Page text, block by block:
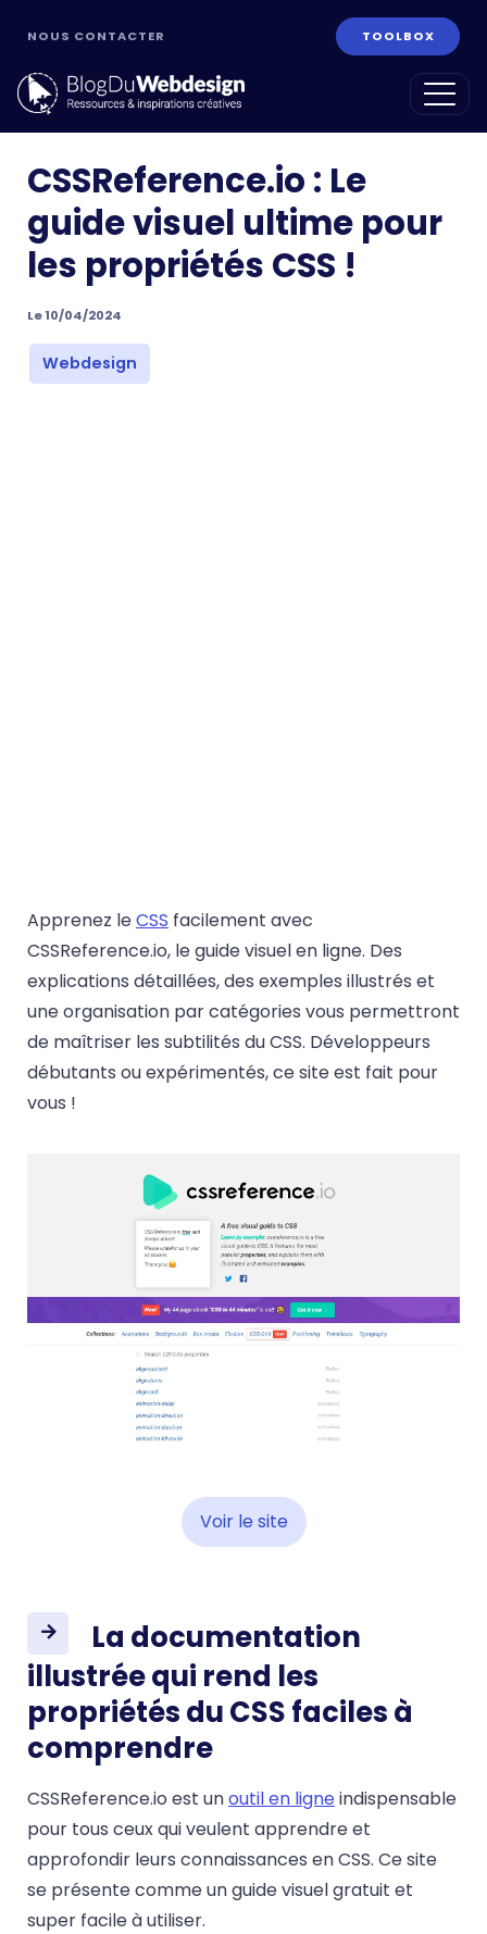
NOUS CONTACTER TOOLBOX
CSSReference.io : Le
guide visuel ultime pour
les propriétés CSS !
Le 10/04/2024
Webdesign
Apprenez leCSS facilement avec
CSSReference.io, le guide visuel en ligne. Des
explications détaillées, des exemples illustrés et
une organisation par catégories vous permettront
de maîtriser les subtilités du CSS. Développeurs
débutants ou expérimentés, ce site est fait pour
vous !
Voir le site
La documentation
illustrée qui rend les
propriétés du CSS faciles à
comprendre
CSSReference.io est unoutil en ligneindispensable
pour tous ceux qui veulent apprendre et
approfondir leurs connaissances en CSS. Ce site
se présente comme un guide visuel gratuit et
super facile à utiliser.